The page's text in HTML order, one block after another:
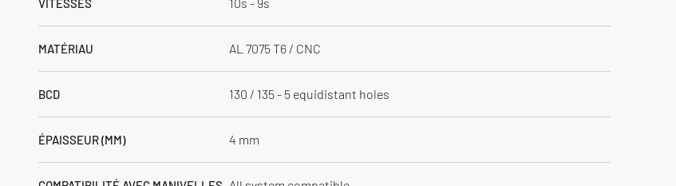
VITESSES
MATÉRIAU AL 7075 T6 / CNC
BCD 130 / 135 - 5 equidistant holes
ÉPAISSEUR (MM) 4 mm